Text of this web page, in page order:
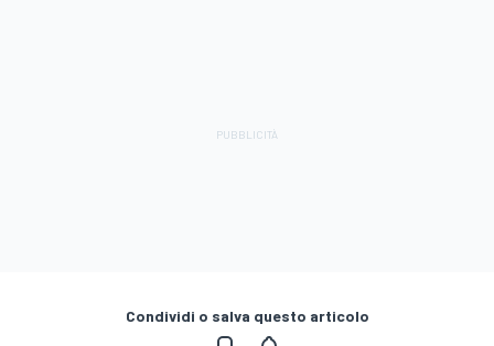
Condividi o salva questo articolo